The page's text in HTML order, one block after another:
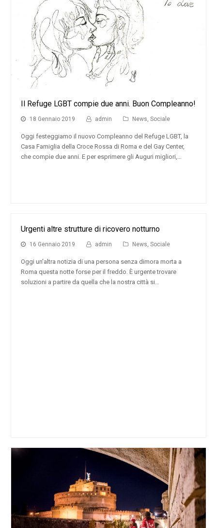
Il Refuge LGBT compie due anni. Buon Compleanno!
18 Gennaio 2019 admin News, Sociale
Oggi festeggiamo il nuovo Compleanno del Refuge LGBT, la
Casa Famiglia della Croce Rossa di Roma e del Gay Center,
che compie due anni. E per esprimere gli Auguri migliori,…
Urgenti altre strutture di ricovero notturno
16 Gennaio 2019 admin News, Sociale
Oggi un'altra notizia di una persona senza dimora morta a
Roma questa notte forse per il freddo. È urgente trovare
soluzioni a partire da quella che la nostra città si…